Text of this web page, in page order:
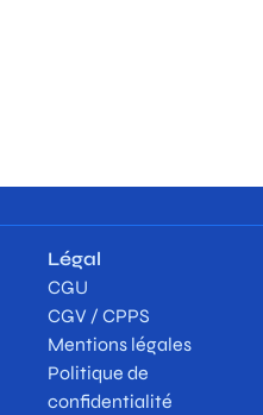
Légal
CGU
CGV / CPPS
Mentions légales
Politique de
confidentialité